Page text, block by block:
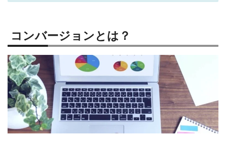
コンバージョンとは？